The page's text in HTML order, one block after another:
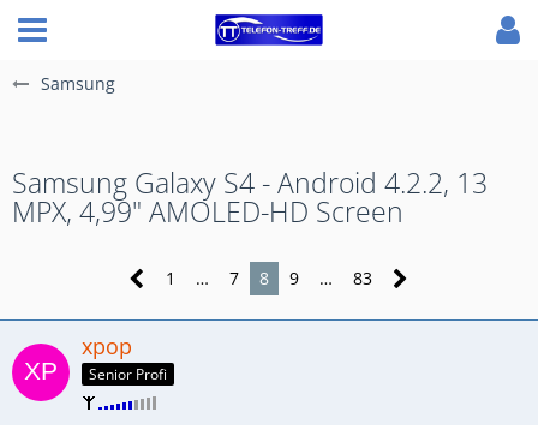
Samsung
Samsung Galaxy S4 - Android 4.2.2, 13
MPX, 4,99" AMOLED-HD Screen
1 … 7 8 9 … 83
xpop
Senior Profi